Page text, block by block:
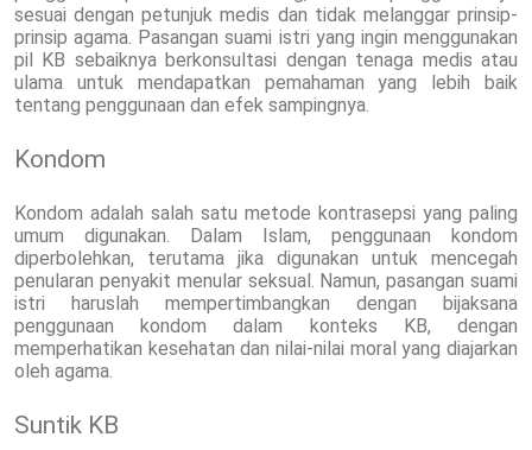
sesuai dengan petunjuk medis dan tidak melanggar prinsip-
prinsip agama. Pasangan suami istri yang ingin menggunakan
pil KB sebaiknya berkonsultasi dengan tenaga medis atau
ulama untuk mendapatkan pemahaman yang lebih baik
tentang penggunaan dan efek sampingnya.
Kondom
Kondom adalah salah satu metode kontrasepsi yang paling
umum digunakan. Dalam Islam, penggunaan kondom
diperbolehkan, terutama jika digunakan untuk mencegah
penularan penyakit menular seksual. Namun, pasangan suami
istri haruslah mempertimbangkan dengan bijaksana
penggunaan kondom dalam konteks KB, dengan
memperhatikan kesehatan dan nilai-nilai moral yang diajarkan
oleh agama.
Suntik KB